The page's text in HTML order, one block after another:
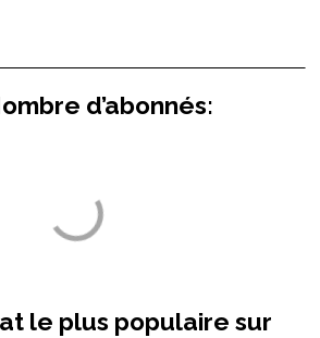
d’abonnés:
le plus populaire sur